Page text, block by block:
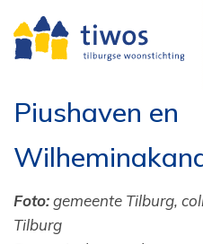
Piushaven en
Foto:gemeente Tilburg,
Tilburg